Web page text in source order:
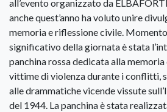
all’evento organizzato da
anche quest’anno ha voluto unire
memoria e riflessione civile.
significativo della giornata è stata
panchina rossa dedicata alla
vittime di violenza durante i conflitti,
alle drammatiche vicende vissute
del 1944. La panchina è stata